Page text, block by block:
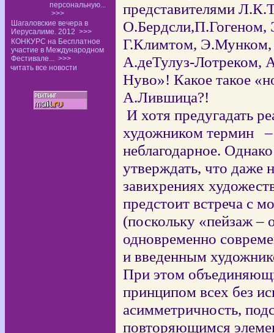
персональную...
>>>
Шагаловские вечера в
Иерусалиме. 2012 >>>
КОНКУРС на Бесплатное
участие в Международном
Фестивале... >>>
читать все новости
представителями
О.Бердсли,П.Гогеном,
Г.Климтом,
А.деТулуз-Лотреком,
Нуво»! Какое такое
А.Лившица?!
И хотя предугадать
художником термин
неблагодарное.
утверждать, что даже
завихрениях
предстоит встреча с
(поскольку «пейзаж –
одновременно
и введенным
При этом
принципом всех без
асимметричность,
повторяющимся